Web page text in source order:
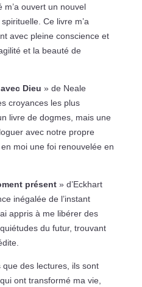
ouvert un nouvel
Ce livre m’a
avec pleine conscience et
et la beauté de
Dieu » de Neale
croyances les plus
livre de dogmes, mais une
avec notre propre
moi une foi renouvelée en
présent» d’Eckhart
inégalée de l’instant
appris à me libérer des
du futur, trouvant
des lectures, ils sont
ont transformé ma vie,